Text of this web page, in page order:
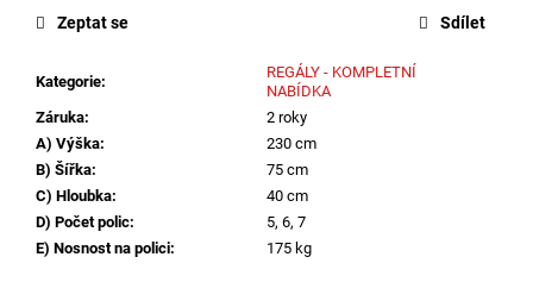
Kategorie:
REGÁLY - KOMPLETNÍ
NABÍDKA
Záruka:
2 roky
A) Výška:
230 cm
B) Šířka:
75 cm
C) Hloubka:
40 cm
D) Počet polic:
5, 6, 7
E) Nosnost na polici: 175 kg
Zeptat se Sdílet